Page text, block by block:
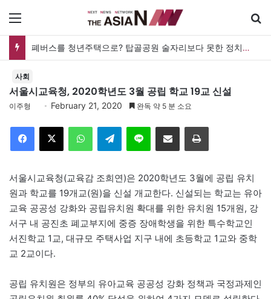
폐버스를 청년주택으로? 탑골공원 술자리보다 못한 정치의 상상력
사회
서울시교육청, 2020학년도 3월 공립 학교 19교 신설
이주형 February 21, 2020 완독 약 5 분 소요
Telegram 이메일
서울시교육청(교육감 조희연)은 2020학년도 3월에 공립 유치
원과 학교를 19개교(원)을 신설 개교한다. 신설되는 학교는 유아
교육 공공성 강화와 공립유치원 확대를 위한 유치원 15개원, 강
서구 내 공진초 폐교부지에 중증 장애학생을 위한 특수학교인
서진학교 1교, 대규모 주택사업 지구 내에 초등학교 1교와 중학
교 2교이다.
공립 유치원은 정부의 유아교육 공공성 강화 정책과 국정과제인